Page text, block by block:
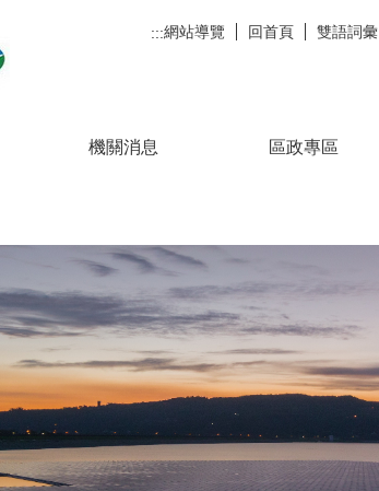
:::網站導覽 回首頁 雙語詞彙
機關消息 區政專區